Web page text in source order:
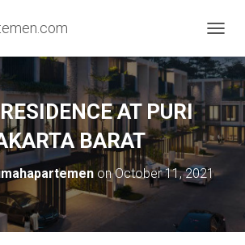
O
G
G
L
E
N
A
I
T
AT PURI
BARAT
onOctober 11, 2021